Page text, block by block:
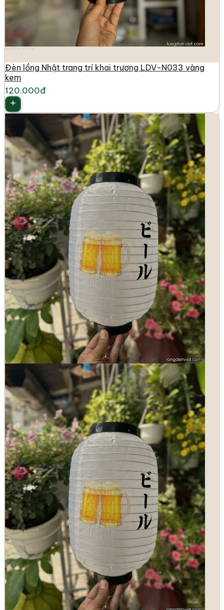
Đèn lồng Nhật trang trí khai trương LDV-N033 vàng
kem
120.000đ